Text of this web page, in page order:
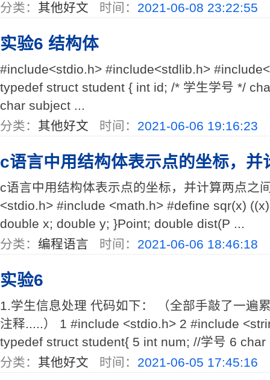
分类： 其他好文 时间： 2021-06-08 23:22:55
实验6 结构体
#include<stdio.h> #include<stdlib.h>
typedef struct student { int id; /* 学生学号 */
char subject ...
分类： 其他好文 时间： 2021-06-06 19:16:23
c语言中用结构体表示点的坐标，并
c语言中用结构体表示点的坐标，并计算两点之
<stdio.h> #include <math.h> #define sqr(x)
double x; double y; }Point; double dist(P ...
分类： 编程语言 时间： 2021-06-06 18:46:18
实验6
1.学生信息处理 代码如下： （全部手敲了一遍
注释.....） 1 #include <stdio.h> 2 #include
typedef struct student{ 5 int num; //学号 6 char
分类： 其他好文 时间： 2021-06-05 17:45:16